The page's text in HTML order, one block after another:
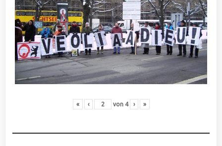
« ‹ von 4 › »